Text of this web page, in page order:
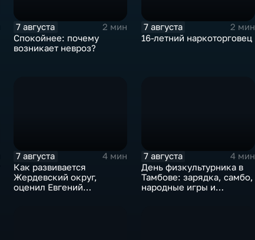
7 августа
2 мин
Спокойнее: почему
возникает невроз?
7 августа
2 мин
16-летний наркоторговец
7 августа
4 мин
Как развивается
Жердевский округ,
оценил Евгений
7 августа
4 мин
День физкультурника в
Тамбове: зарядка, самбо,
народные игры и